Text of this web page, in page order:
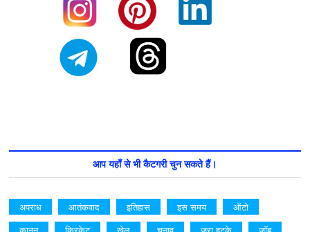
आप यहाँ से भी कैटगरी चुन सकते हैं।
अपराध आतंकवाद इतिहास इस समय
ऑटो